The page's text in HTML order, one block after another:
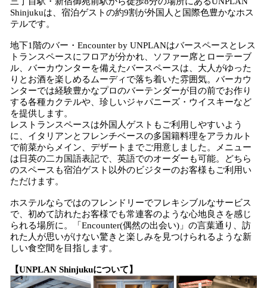
Shinjukuは、宿泊ゲストの約9割が外国人と国際色豊かなホス
テルです。
地下1階のバー・Encounter by UNPLANはバースペースとレス
トランスペースにフロアが分かれ、ソファー席とローテーブ
ル、バーカウンターを備えたバースペースは、大人がゆった
りとお酒を楽しめるムーディで落ち着いた雰囲気。バーカウ
ンターでは経験豊かなプロのバーテンダーが目の前でお作り
する各種カクテルや、珍しいジャパニーズ・ウイスキーなど
を提供します。
レストランスペースは外国人ゲストもご利用しやすいよう
に、イタリアンとフレンチベースの多国籍料理をアラカルト
で前菜からメイン、デザートまでご用意しました。メニュー
は日英の二カ国語表記で、英語でのオーダーも可能。どちら
のスペースも宿泊ゲスト以外のビジターのお客様もご利用い
ただけます。
ホステルならではのフレンドリーでフレキシブルなサービス
で、初めて訪れたお客様でも常連客のような心地良さを感じ
られる場所に。「Encounter(偶然の出会い)」の言葉通り、訪
れた人が思いがけない驚きと楽しみを見つけられるような新
しい食空間を目指します。
【UNPLAN Shinjukuについて】